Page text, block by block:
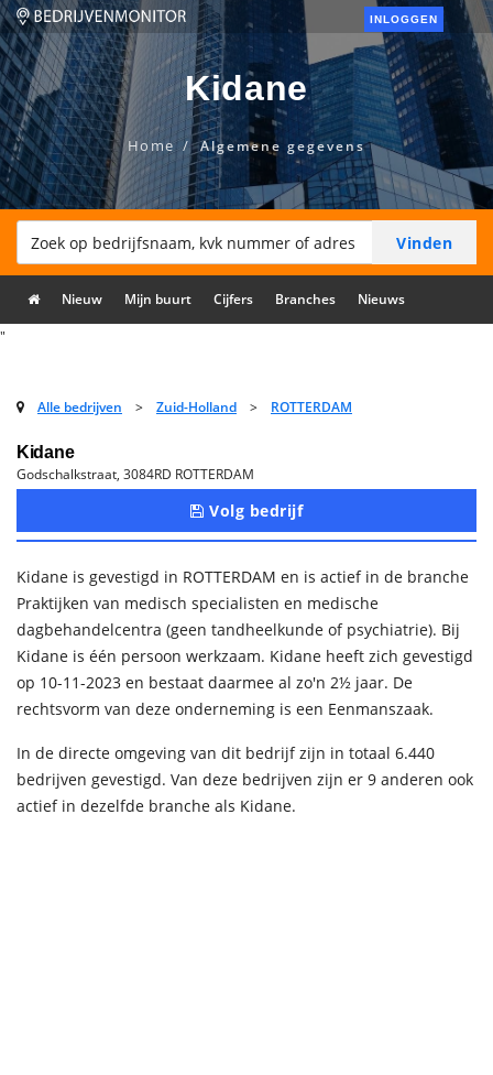
INLOGGEN
Kidane
Home Algemene gegevens
Nieuw Mijn buurt Cijfers Branches
Nieuws
"
Alle bedrijven > Zuid-Holland > ROTTERDAM
Kidane
Godschalkstraat, 3084RD ROTTERDAM
Volg bedrijf
Kidane is gevestigd in ROTTERDAM en is actief in de branche
Praktijken van medisch specialisten en medische
dagbehandelcentra (geen tandheelkunde of psychiatrie). Bij
Kidane is één persoon werkzaam. Kidane heeft zich gevestigd
op 10-11-2023 en bestaat daarmee al zo'n 2½ jaar. De
rechtsvorm van deze onderneming is een Eenmanszaak.
In de directe omgeving van dit bedrijf zijn in totaal 6.440
bedrijven gevestigd. Van deze bedrijven zijn er 9 anderen ook
actief in dezelfde branche als Kidane.